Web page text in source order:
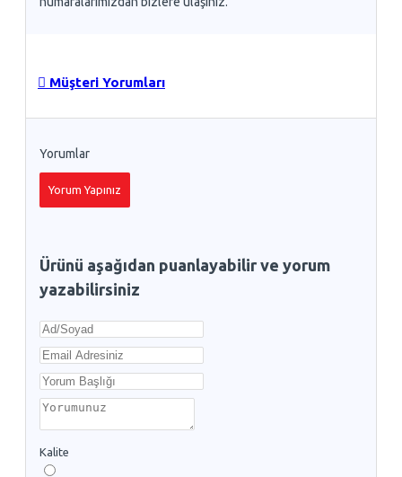
Müşteri Yorumları
Yorumlar
Yorum Yapınız
Ürünü aşağıdan puanlayabilir ve yorum
yazabilirsiniz
Kalite